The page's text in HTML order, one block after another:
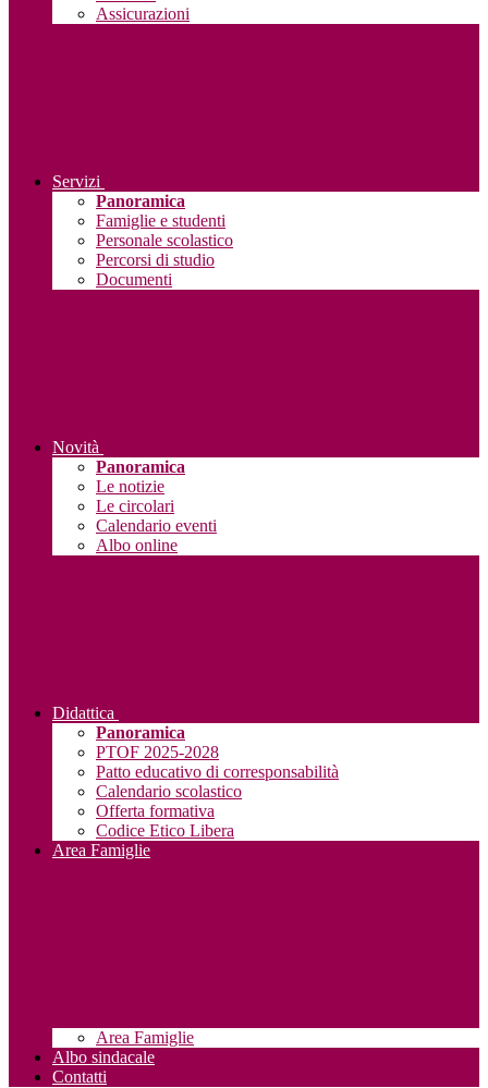
Assicurazioni
Servizi
Panoramica
Famiglie e studenti
Personale scolastico
Percorsi di studio
Documenti
Novità
Panoramica
Le notizie
Le circolari
Calendario eventi
Albo online
Didattica
Panoramica
PTOF 2025-2028
Patto educativo di corresponsabilità
Calendario scolastico
Offerta formativa
Codice Etico Libera
Area Famiglie
Area Famiglie
Albo sindacale
Contatti